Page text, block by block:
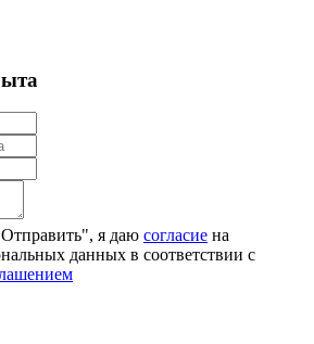
я даю согласие на
данных в соответствии с